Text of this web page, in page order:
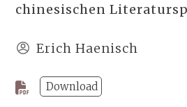
chinesischen
Erich Haenisch
Download